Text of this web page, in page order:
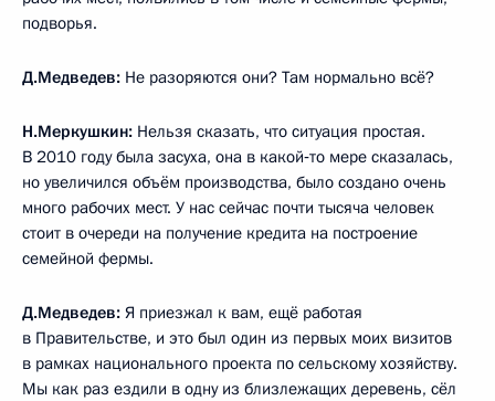
подворья.
Д.Медведев: Не разоряются они? Там нормально всё?
Н.Меркушкин: Нельзя сказать, что ситуация простая.
В 2010 году была засуха, она в какой‑то мере сказалась,
но увеличился объём производства, было создано очень
много рабочих мест. У нас сейчас почти тысяча человек
стоит в очереди на получение кредита на построение
семейной фермы.
Д.Медведев: Я приезжал к вам, ещё работая
в Правительстве, и это был один из первых моих визитов
в рамках национального проекта по сельскому хозяйству.
Мы как раз ездили в одну из близлежащих деревень, сёл